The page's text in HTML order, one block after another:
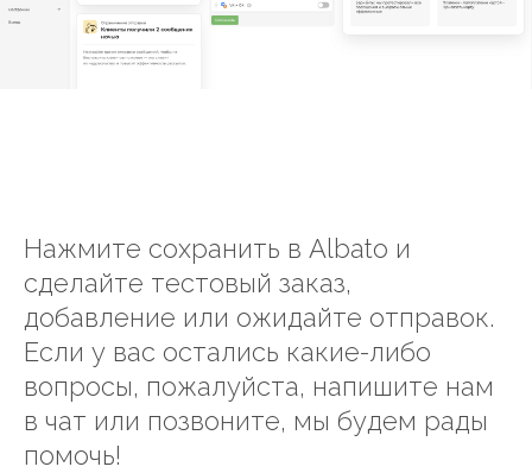
Нажмите сохранить в Albato и
сделайте тестовый заказ,
добавление или ожидайте отправок.
Если у вас остались какие-либо
вопросы, пожалуйста, напишите нам
в чат или позвоните, мы будем рады
помочь!